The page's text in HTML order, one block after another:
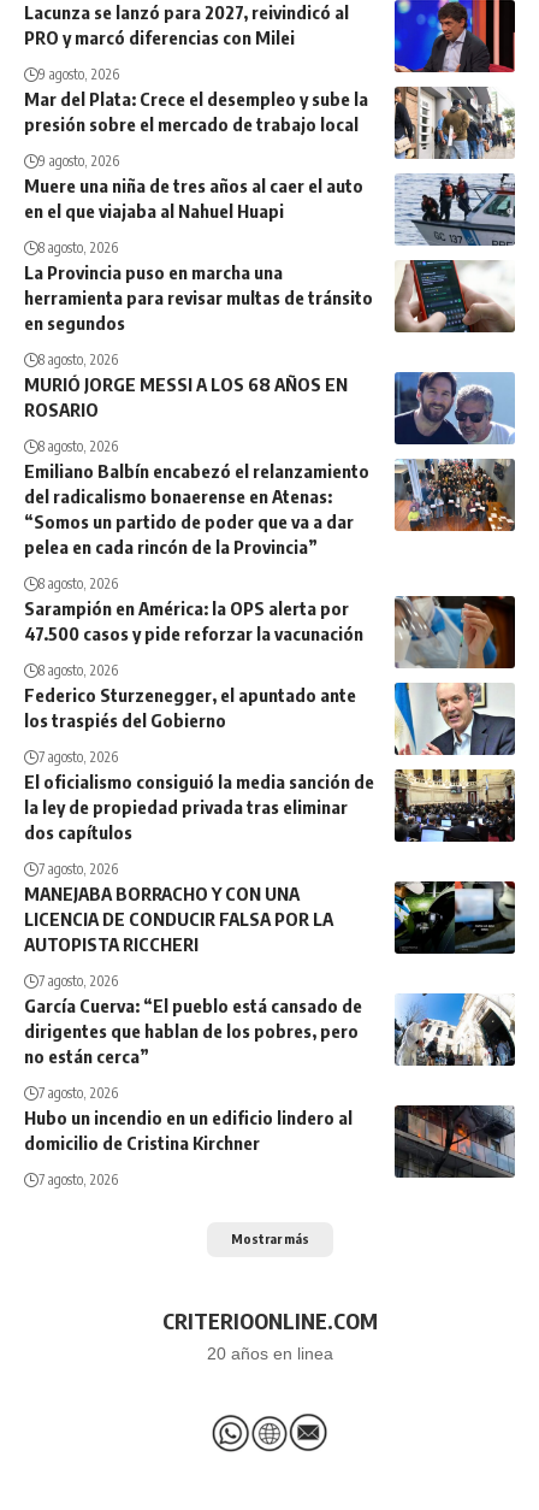
Lacunza se lanzó para 2027, reivindicó al
PRO y marcó diferencias con Milei
9 agosto, 2026
Mar del Plata: Crece el desempleo y sube la
presión sobre el mercado de trabajo local
9 agosto, 2026
Muere una niña de tres años al caer el auto
en el que viajaba al Nahuel Huapi
8 agosto, 2026
La Provincia puso en marcha una
herramienta para revisar multas de tránsito
en segundos
8 agosto, 2026
MURIÓ JORGE MESSI A LOS 68 AÑOS EN
ROSARIO
8 agosto, 2026
Emiliano Balbín encabezó el relanzamiento
del radicalismo bonaerense en Atenas:
“Somos un partido de poder que va a dar
pelea en cada rincón de la Provincia”
8 agosto, 2026
Sarampión en América: la OPS alerta por
47.500 casos y pide reforzar la vacunación
8 agosto, 2026
Federico Sturzenegger, el apuntado ante
los traspiés del Gobierno
7 agosto, 2026
El oficialismo consiguió la media sanción de
la ley de propiedad privada tras eliminar
dos capítulos
7 agosto, 2026
MANEJABA BORRACHO Y CON UNA
LICENCIA DE CONDUCIR FALSA POR LA
AUTOPISTA RICCHERI
7 agosto, 2026
García Cuerva: “El pueblo está cansado de
dirigentes que hablan de los pobres, pero
no están cerca”
7 agosto, 2026
Hubo un incendio en un edificio lindero al
domicilio de Cristina Kirchner
7 agosto, 2026
Mostrar más
CRITERIOONLINE.COM
20 años en linea